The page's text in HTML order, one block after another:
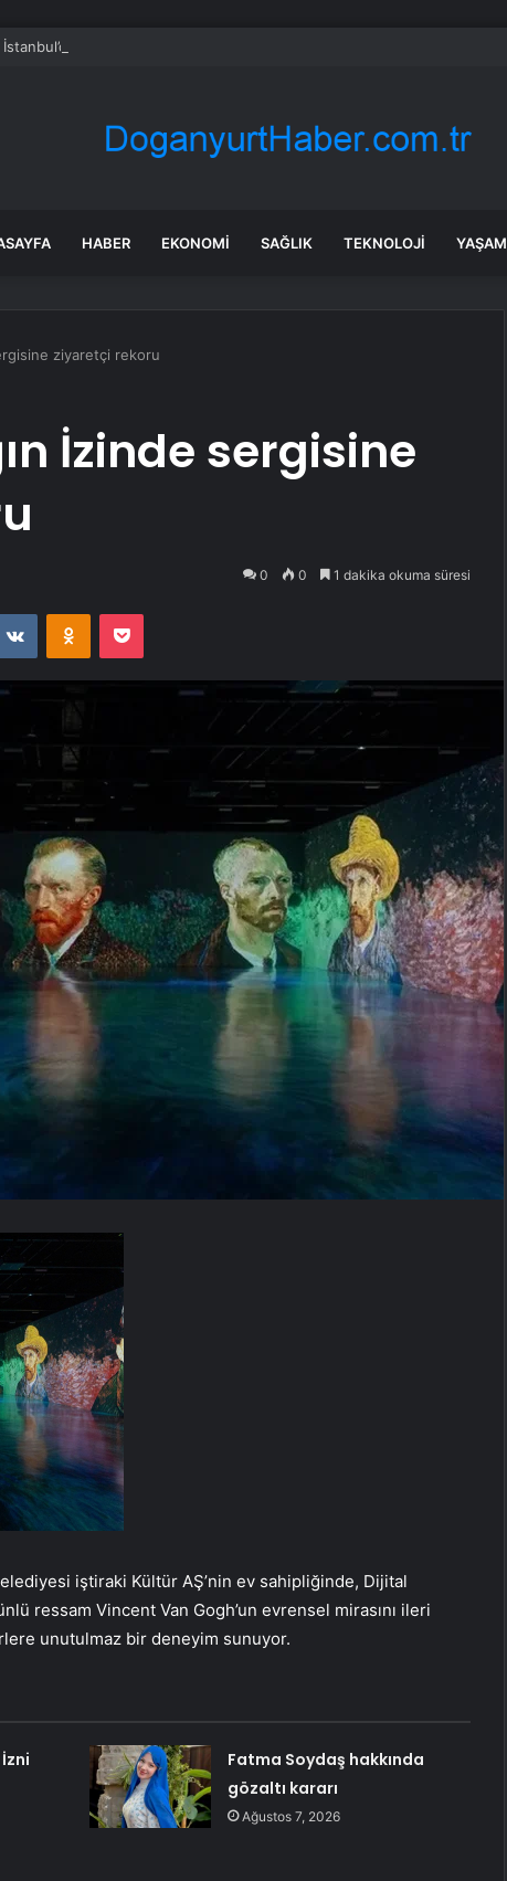
İstanbul’da 128 yeni noktaya daha EDS geliyor
HABER EKONOMI SAĞLIK TEKNOLOJI YAŞAM
ziyaretçi rekoru
İzinde sergisine
0 0 1 dakika okuma süresi
VKontakteOdnoklassniki
Pocket
iştiraki Kültür AŞ’nin ev sahipliğinde, Dijital
ressam Vincent Van Gogh’un evrensel mirasını ileri
unutulmaz bir deneyim sunuyor.
Fatma Soydaş hakkında
gözaltı kararı
Ağustos 7, 2026